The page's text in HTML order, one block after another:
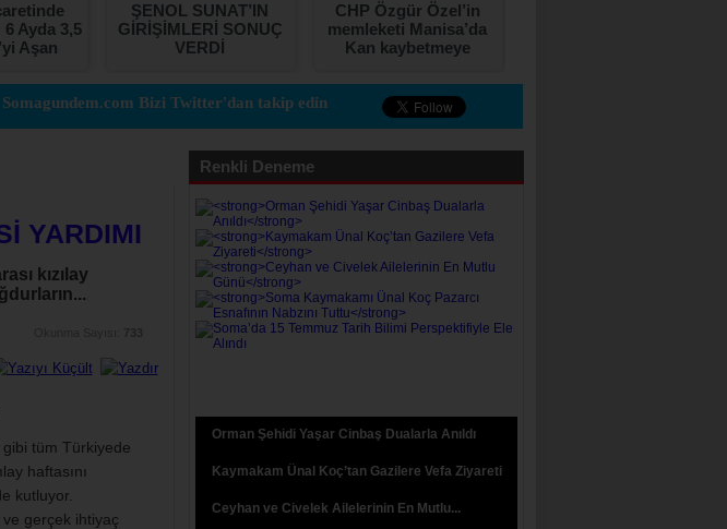
Ayda 3,5
Aşan
Senet
ŞENOL SUNAT’IN
GİRİŞİMLERİ SONUÇ
VERDİ
CHP Özgür Özel’in
memleketi Manisa’da
Kan kaybetmeye
Somagundem.com Bizi Twitter'dan takip edin
YARDIMI
kızılay
gibi tüm Türkiyede
haftasını
kutluyor.
ve gerçek ihtiyaç
Renkli Deneme
Orman Şehidi Yaşar Cinbaş Dualarla Anıldı
Kaymakam Ünal Koç’tan Gazilere Vefa Ziyareti
Ceyhan ve Civelek Ailelerinin En Mutlu...